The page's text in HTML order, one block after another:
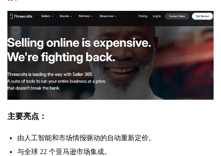
主要亮点：
由人工智能和市场情报驱动的自动重新定价。
与全球 22 个亚马逊市场集成。